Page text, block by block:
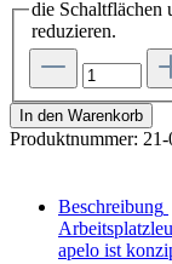
die Schaltflächen
reduzieren.
In den Warenkorb
Produktnummer: 21-
Beschreibung
apelo ist